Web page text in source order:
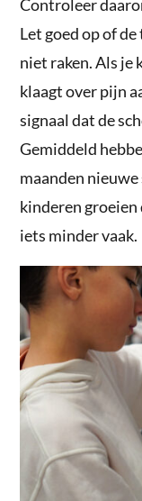
Controleer
Let goed op of
niet raken. Als je
klaagt over pijn
signaal dat de
Gemiddeld
maanden
kinderen groeien
iets minder vaak.